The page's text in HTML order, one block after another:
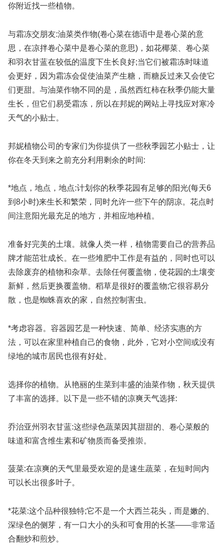
你附近找一些植物。
与霜冻交朋友:油菜类作物(卷心菜在德语中是卷心菜的意
思，在凉拌卷心菜中是卷心菜的意思)，如花椰菜、卷心菜
和羽衣甘蓝在较低的温度下生长良好;当它们被霜冻时味道
会更好，因为霜冻会促使油菜产生糖，而糖反过来又会使它
们更甜。与油菜作物不同的是，虽然西红柿在秋季仍能大量
生长，但它们易受霜冻，所以在邦妮的网站上寻找应对寒冷
天气的小贴士。
邦妮植物公司的专家们为你提供了一些秋季园艺小贴士，让
你在冬天到来之前充分利用剩余的时间:
*地点，地点，地点:计划你的秋季花园有足够的阳光(每天6
到8小时)来生长和繁荣，同时允许一些下午的阴凉。花点时
间注意阳光最充足的地方，并相应地种植。
准备好完美的土壤。就像人类一样，植物需要自己的营养品
牌才能茁壮成长。在一些堆肥中工作是有益的，同时也可以
去除废弃的植物和杂草。去除任何覆盖物，使花园的土壤变
新鲜，然后更换覆盖物。稻草是很好的覆盖物;它很容易分
散，也是蜘蛛喜欢的家，自然控制害虫。
*考虑容器。容器园艺是一种快速、简单、经济实惠的方
法，可以在家里种植自己的食物，此外，它对小空间或没有
绿地的城市居民也很有好处。
选择你的植物。从艳丽的生菜到丰盛的油菜作物，秋天提供
了丰富的选择。以下是一些不错的凉爽天气选择:
乔治亚州羽衣甘蓝:这些绿色蔬菜因其甜甜的、卷心菜般的
味道和富含维生素和矿物质而备受推崇。
菠菜:在凉爽的天气里最受欢迎的是速生蔬菜，在短时间内
可以长出很多叶子。
*花菜:这个品种很独特;它不是一个大西兰花头，而是嫩的、
深绿色的侧芽，有一口大小的头和可食用的长茎——非常适
合翻炒和煎炒。